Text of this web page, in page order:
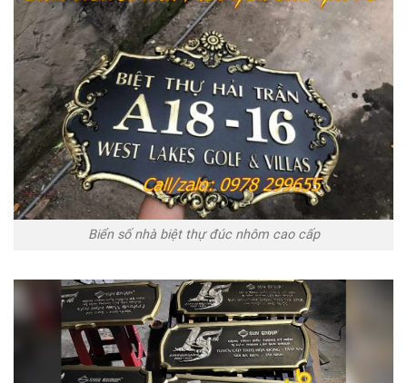
Biển số nhà biệt thự đúc nhôm cao cấp